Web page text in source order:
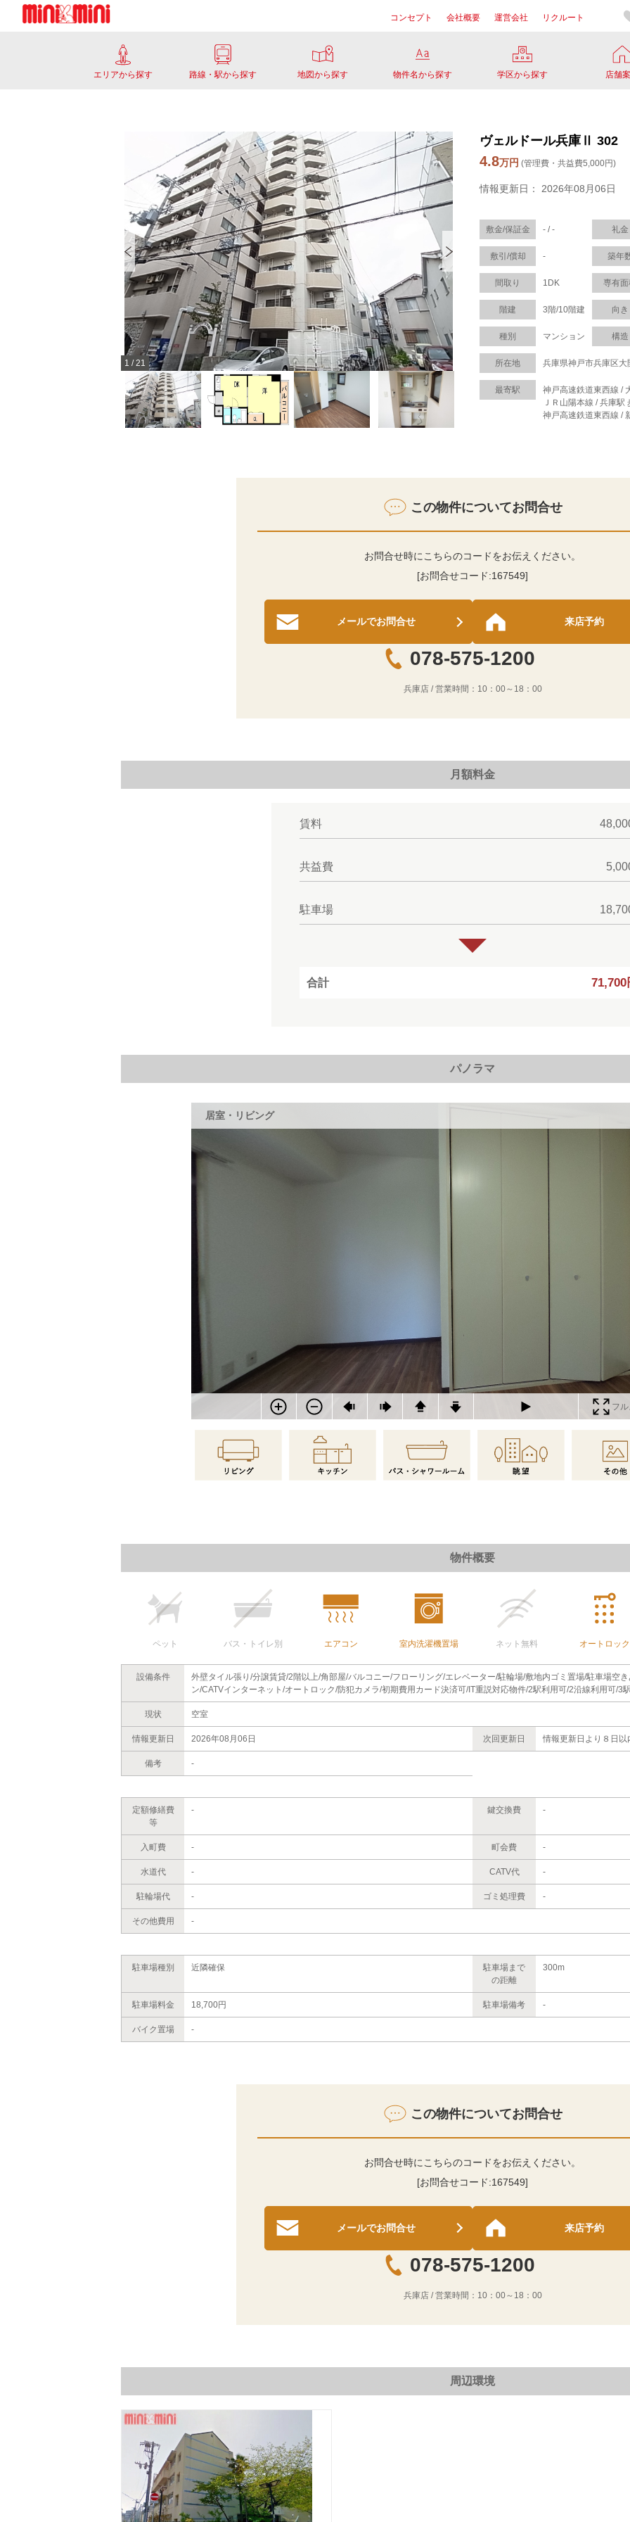
コンセプト 会社概要 運営会社 リクルート
エリアから探す 路線・駅から探す 地図から探す 物件名から探す 学区から探す 店舗
1 /21
ヴェルドール兵庫Ⅱ 302
4.8万円 (管理費・共益費5,000円)
情報更新日： 2026年08月06日
敷金/保証金 - / - 礼金
敷引/償却 - 築年
間取り 1DK 専有
階建 3階/10階建 向き
種別 マンション 構造
所在地 兵庫県神戸市兵庫区大
最寄駅
神戸高速鉄道東西線 /
ＪＲ山陽本線 / 兵庫駅
神戸高速鉄道東西線 /
この物件についてお問合せ
お問合せ時にこちらのコードをお伝えください。
[お問合せコード:167549]
メールでお問合せ 来店予約
078-575-1200
兵庫店/ 営業時間： 10：00～18：00
月額料金
賃料
共益費
駐車場
合計 71,700
パノラマ
物件情報に戻る
居室・リビング
フ
物件概要
ペット バス・トイレ別 エアコン 室内洗濯機置場 ネット無料 オートロック
設備条件
外壁タイル張り/分譲賃貸/2階以上/角部屋/バルコニー/フローリング/エレベーター/駐輪場/敷地内ゴミ置場/駐車場空
ン/CATVインターネット/オートロック/防犯カメラ/初期費用カード決済可/IT重説対応物件/2駅利用可/2沿線利用可/3
現状 空室
情報更新日 2026年08月06日 次回更新日 情報更新日より８日以
備考 -
定額修繕費
等
- 鍵交換費 -
入町費 - 町会費 -
水道代 - CATV代 -
駐輪場代 - ゴミ処理費 -
その他費用 -
駐車場種別 近隣確保
駐車場まで
の距離
300m
駐車場料金 18,700円 駐車場備考 -
バイク置場 -
この物件についてお問合せ
お問合せ時にこちらのコードをお伝えください。
[お問合せコード:167549]
メールでお問合せ 来店予約
078-575-1200
兵庫店/ 営業時間： 10：00～18：00
周辺環境